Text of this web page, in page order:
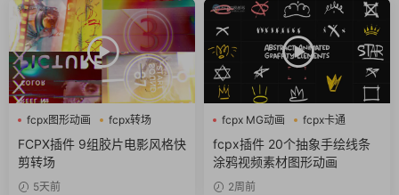
fcpx图形动画
fcpx转场
噪点
FCPX插件 9组胶片电影风格快
剪转场
5天前
fcpx MG动画
fcpx卡通
fcpx图形动画
fcpx插件 20个抽象手绘线条
涂鸦视频素材图形动画
2周前